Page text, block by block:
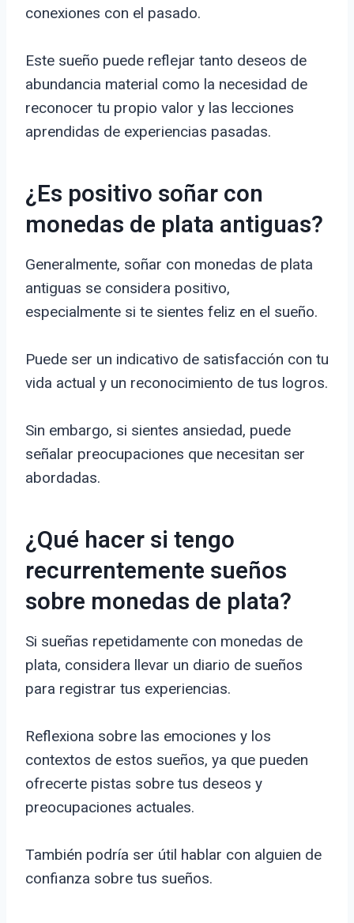
conexiones con el pasado.
Este sueño puede reflejar tanto deseos de
abundancia material como la necesidad de
reconocer tu propio valor y las lecciones
aprendidas de experiencias pasadas.
¿Es positivo soñar con
monedas de plata antiguas?
Generalmente, soñar con monedas de plata
antiguas se considera positivo,
especialmente si te sientes feliz en el sueño.
Puede ser un indicativo de satisfacción con tu
vida actual y un reconocimiento de tus logros.
Sin embargo, si sientes ansiedad, puede
señalar preocupaciones que necesitan ser
abordadas.
¿Qué hacer si tengo
recurrentemente sueños
sobre monedas de plata?
Si sueñas repetidamente con monedas de
plata, considera llevar un diario de sueños
para registrar tus experiencias.
Reflexiona sobre las emociones y los
contextos de estos sueños, ya que pueden
ofrecerte pistas sobre tus deseos y
preocupaciones actuales.
También podría ser útil hablar con alguien de
confianza sobre tus sueños.